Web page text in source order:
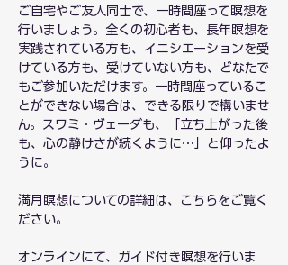
ご自宅やご友人同士で、一時間座って瞑想を
行いましょう。全くの初心者も、長年瞑想を
実践されている方も、イニシエーションを受
けている方も、受けていない方も、どなたで
もご参加いただけます。一時間座っているこ
とができない場合は、できる限りで構いませ
ん。スワミ・ヴェーダも、「立ち上がった後
も、心の静けさが続くように…」と仰ったよ
うに。
満月瞑想についての詳細は、 こちらをご覧く
ださい。
オンラインにて、ガイド付き瞑想を行いま